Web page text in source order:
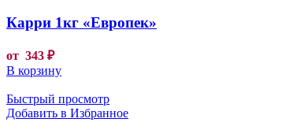
Карри 1кг «Европек»
от 343 ₽
В корзину
Быстрый просмотр
Добавить в Избранное